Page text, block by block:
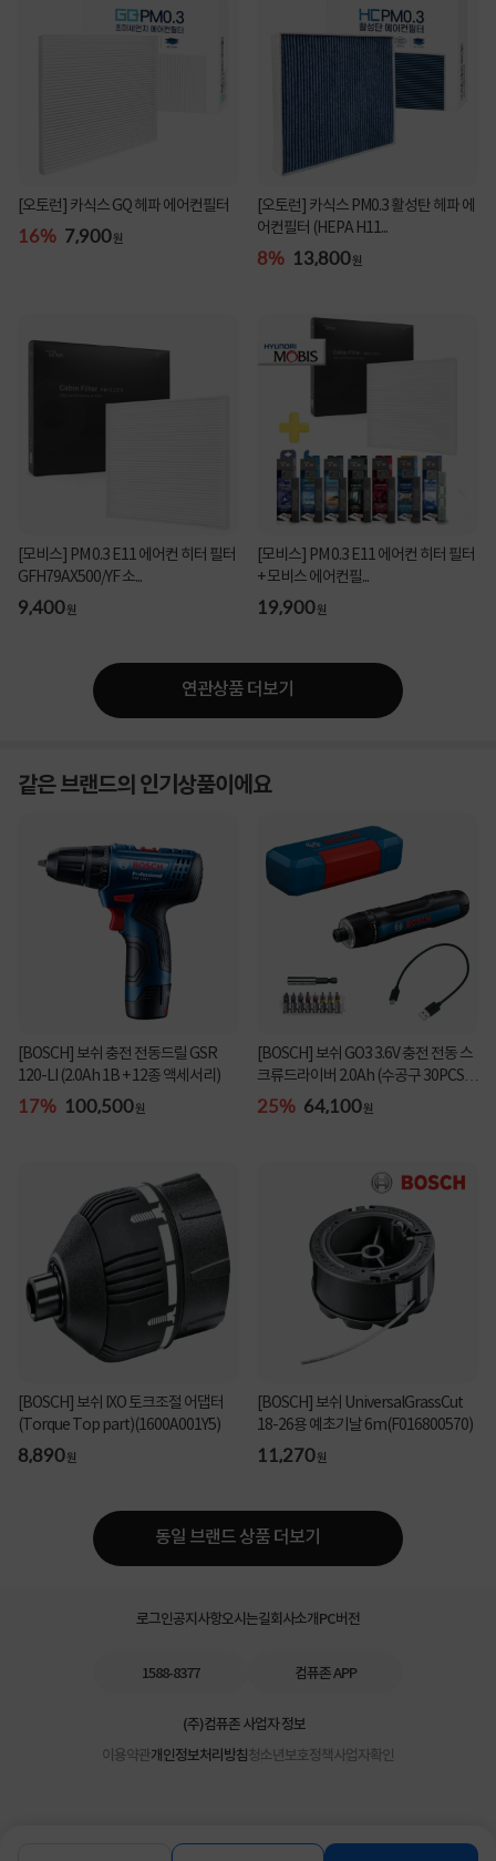
[오토런] 카식스 GQ 헤파 에어컨필터
16% 7,900원
[오토런] 카식스 PM0.3 활성탄 헤파 에
어컨필터 (HEPA H11...
8% 13,800원
[모비스] PM 0.3 E11 에어컨 히터 필터
GFH79AX500/YF 소...
9,400원
[모비스] PM 0.3 E11 에어컨 히터 필터
+ 모비스 에어컨필...
19,900원
연관상품 더보기
같은 브랜드의 인기상품이에요
[BOSCH] 보쉬 충전 전동드릴 GSR
120-LI (2.0Ah 1B + 12종 액세서리)
17% 100,500원
[BOSCH] 보쉬 GO3 3.6V 충전 전동 스
크류드라이버 2.0Ah (수공구 30PCS
증정)
25% 64,100원
[BOSCH] 보쉬 IXO 토크조절 어댑터
(Torque Top part)(1600A001Y5)
8,890원
[BOSCH] 보쉬 UniversalGrassCut
18-26용 예초기날 6m(F016800570)
11,270원
동일 브랜드 상품 더보기
로그인공지사항오시는길회사소개PC버전
1588-8377 컴퓨존 APP
(주)컴퓨존 사업자 정보
이용약관개인정보처리방침청소년보호정책사업자확인